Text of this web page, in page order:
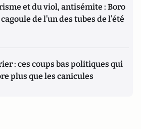
et du viol, antisémite : Boro
de l’un des tubes de l’été
: ces coups bas politiques qui
plus que les canicules